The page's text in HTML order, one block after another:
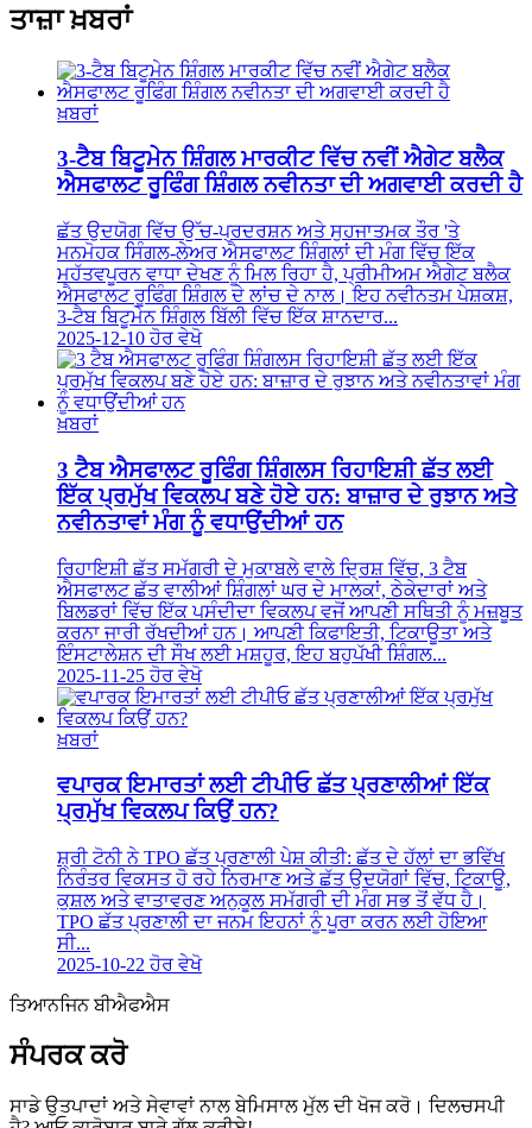
ਤਾਜ਼ਾ ਖ਼ਬਰਾਂ
ਖ਼ਬਰਾਂ
3-ਟੈਬ ਬਿਟੂਮੇਨ ਸ਼ਿੰਗਲ ਮਾਰਕੀਟ ਵਿੱਚ ਨਵੀਂ ਐਗੇਟ ਬਲੈਕ
ਐਸਫਾਲਟ ਰੂਫਿੰਗ ਸ਼ਿੰਗਲ ਨਵੀਨਤਾ ਦੀ ਅਗਵਾਈ ਕਰਦੀ ਹੈ
ਛੱਤ ਉਦਯੋਗ ਵਿੱਚ ਉੱਚ-ਪ੍ਰਦਰਸ਼ਨ ਅਤੇ ਸੁਹਜਾਤਮਕ ਤੌਰ 'ਤੇ
ਮਨਮੋਹਕ ਸਿੰਗਲ-ਲੇਅਰ ਐਸਫਾਲਟ ਸ਼ਿੰਗਲਾਂ ਦੀ ਮੰਗ ਵਿੱਚ ਇੱਕ
ਮਹੱਤਵਪੂਰਨ ਵਾਧਾ ਦੇਖਣ ਨੂੰ ਮਿਲ ਰਿਹਾ ਹੈ, ਪ੍ਰੀਮੀਅਮ ਐਗੇਟ ਬਲੈਕ
ਐਸਫਾਲਟ ਰੂਫਿੰਗ ਸ਼ਿੰਗਲ ਦੇ ਲਾਂਚ ਦੇ ਨਾਲ। ਇਹ ਨਵੀਨਤਮ ਪੇਸ਼ਕਸ਼,
3-ਟੈਬ ਬਿਟੂਮੇਨ ਸ਼ਿੰਗਲ ਬਿੱਲੀ ਵਿੱਚ ਇੱਕ ਸ਼ਾਨਦਾਰ...
2025-12-10 ਹੋਰ ਵੇਖੋ
ਖ਼ਬਰਾਂ
3 ਟੈਬ ਐਸਫਾਲਟ ਰੂਫਿੰਗ ਸ਼ਿੰਗਲਸ ਰਿਹਾਇਸ਼ੀ ਛੱਤ ਲਈ
ਇੱਕ ਪ੍ਰਮੁੱਖ ਵਿਕਲਪ ਬਣੇ ਹੋਏ ਹਨ: ਬਾਜ਼ਾਰ ਦੇ ਰੁਝਾਨ ਅਤੇ
ਨਵੀਨਤਾਵਾਂ ਮੰਗ ਨੂੰ ਵਧਾਉਂਦੀਆਂ ਹਨ
ਰਿਹਾਇਸ਼ੀ ਛੱਤ ਸਮੱਗਰੀ ਦੇ ਮੁਕਾਬਲੇ ਵਾਲੇ ਦ੍ਰਿਸ਼ ਵਿੱਚ, 3 ਟੈਬ
ਐਸਫਾਲਟ ਛੱਤ ਵਾਲੀਆਂ ਸ਼ਿੰਗਲਾਂ ਘਰ ਦੇ ਮਾਲਕਾਂ, ਠੇਕੇਦਾਰਾਂ ਅਤੇ
ਬਿਲਡਰਾਂ ਵਿੱਚ ਇੱਕ ਪਸੰਦੀਦਾ ਵਿਕਲਪ ਵਜੋਂ ਆਪਣੀ ਸਥਿਤੀ ਨੂੰ ਮਜ਼ਬੂਤ
​​ਕਰਨਾ ਜਾਰੀ ਰੱਖਦੀਆਂ ਹਨ। ਆਪਣੀ ਕਿਫਾਇਤੀ, ਟਿਕਾਊਤਾ ਅਤੇ
ਇੰਸਟਾਲੇਸ਼ਨ ਦੀ ਸੌਖ ਲਈ ਮਸ਼ਹੂਰ, ਇਹ ਬਹੁਪੱਖੀ ਸ਼ਿੰਗਲ...
2025-11-25 ਹੋਰ ਵੇਖੋ
ਖ਼ਬਰਾਂ
ਵਪਾਰਕ ਇਮਾਰਤਾਂ ਲਈ ਟੀਪੀਓ ਛੱਤ ਪ੍ਰਣਾਲੀਆਂ ਇੱਕ
ਪ੍ਰਮੁੱਖ ਵਿਕਲਪ ਕਿਉਂ ਹਨ?
ਸ਼੍ਰੀ ਟੋਨੀ ਨੇ TPO ਛੱਤ ਪ੍ਰਣਾਲੀ ਪੇਸ਼ ਕੀਤੀ: ਛੱਤ ਦੇ ਹੱਲਾਂ ਦਾ ਭਵਿੱਖ
ਨਿਰੰਤਰ ਵਿਕਸਤ ਹੋ ਰਹੇ ਨਿਰਮਾਣ ਅਤੇ ਛੱਤ ਉਦਯੋਗਾਂ ਵਿੱਚ, ਟਿਕਾਊ,
ਕੁਸ਼ਲ ਅਤੇ ਵਾਤਾਵਰਣ ਅਨੁਕੂਲ ਸਮੱਗਰੀ ਦੀ ਮੰਗ ਸਭ ਤੋਂ ਵੱਧ ਹੈ।
TPO ਛੱਤ ਪ੍ਰਣਾਲੀ ਦਾ ਜਨਮ ਇਹਨਾਂ ਨੂੰ ਪੂਰਾ ਕਰਨ ਲਈ ਹੋਇਆ
ਸੀ...
2025-10-22 ਹੋਰ ਵੇਖੋ
ਤਿਆਨਜਿਨ ਬੀਐਫਐਸ
ਸੰਪਰਕ ਕਰੋ
ਸਾਡੇ ਉਤਪਾਦਾਂ ਅਤੇ ਸੇਵਾਵਾਂ ਨਾਲ ਬੇਮਿਸਾਲ ਮੁੱਲ ਦੀ ਖੋਜ ਕਰੋ। ਦਿਲਚਸਪੀ